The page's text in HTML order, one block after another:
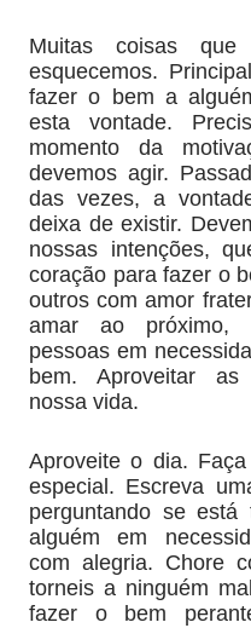
Muitas coisas que
esquecemos.
fazer o bem a
esta vontade.
momento da
devemos agir.
das vezes, a
deixa de existir.
nossas intenções,
coração para fazer o
outros com amor
amar ao próximo,
pessoas em
bem. Aproveitar as
nossa vida.
Aproveite o dia.
especial. Escreva
perguntando se
alguém em
com alegria. Chore
torneis a ninguém
fazer o bem